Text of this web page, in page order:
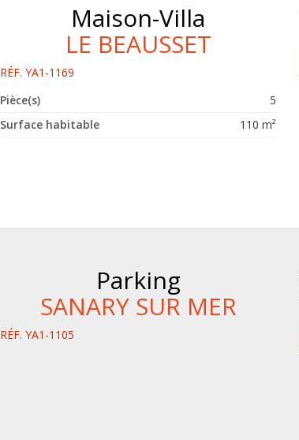
Maison-Villa
LE BEAUSSET
RÉF. YA1-1169
Pièce(s)
5
Surface habitable
110 m²
Parking
SANARY SUR MER
RÉF. YA1-1105